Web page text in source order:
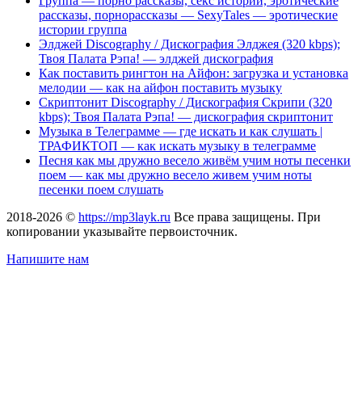
рассказы, порнорассказы — SexyTales — эротические
истории группа
Элджей Discography / Дискография Элджея (320 kbps);
Твоя Палата Рэпа! — элджей дискография
Как поставить рингтон на Айфон: загрузка и установка
мелодии — как на айфон поставить музыку
Скриптонит Discography / Дискография Скрипи (320
kbps); Твоя Палата Рэпа! — дискография скриптонит
Музыка в Телеграмме — где искать и как слушать |
ТРАФИКТОП — как искать музыку в телеграмме
Песня как мы дружно весело живём учим ноты песенки
поем — как мы дружно весело живем учим ноты
песенки поем слушать
2018-2026 © https://mp3layk.ru Все права защищены. При
копировании указывайте первоисточник.
Напишите нам